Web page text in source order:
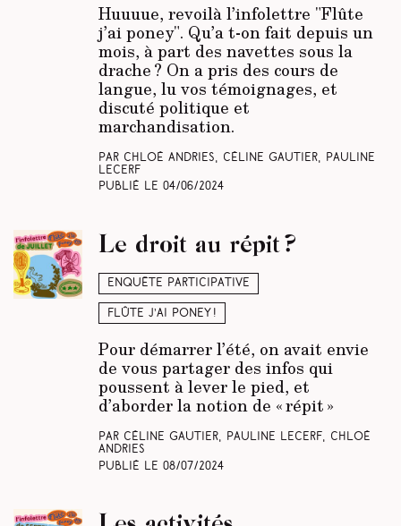
Huuuue, revoilà l’infolettre "Flûte
j’ai poney". Qu’a t-on fait depuis un
mois, à part des navettes sous la
drache ? On a pris des cours de
langue, lu vos témoignages, et
discuté politique et
marchandisation.
Par Chloé Andries, Céline Gautier, Pauline
Lecerf
Publié le 04/06/2024
Enquête participative
Flûte j’ai poney !
Le droit au répit ?
Pour démarrer l’été, on avait envie
de vous partager des infos qui
poussent à lever le pied, et
d’aborder la notion de « répit »
Par Céline Gautier, Pauline Lecerf, Chloé
Andries
Publié le 08/07/2024